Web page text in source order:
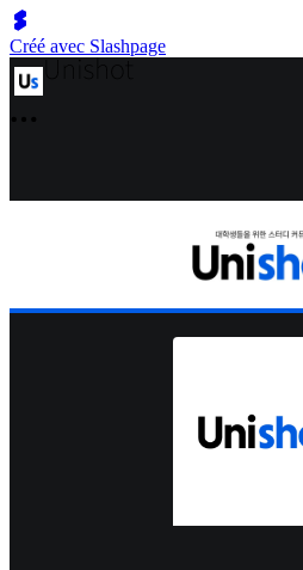
Créé avec Slashpage